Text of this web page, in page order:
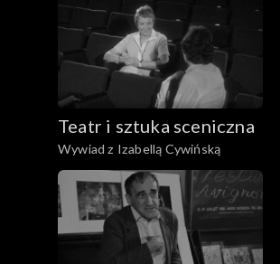
Teatr i sztuka sceniczna
Wywiad z Izabellą Cywińską